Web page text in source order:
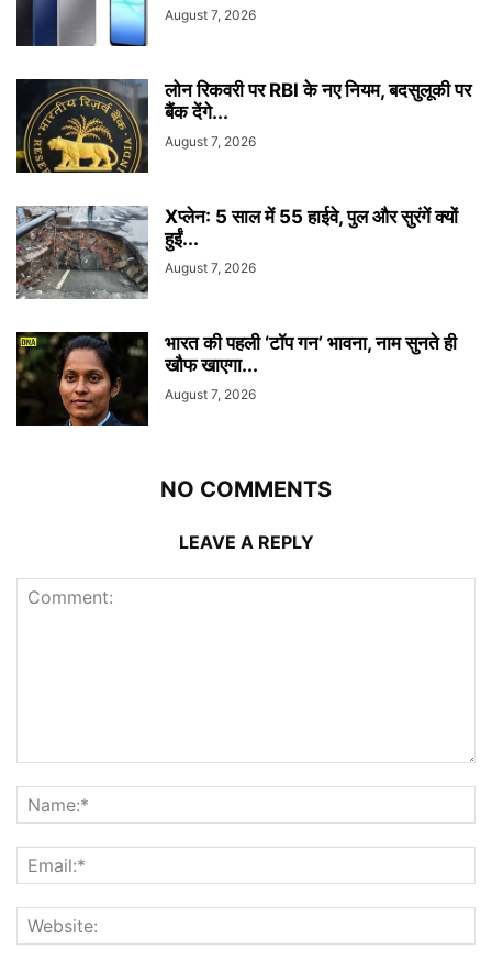
August 7, 2026
लोन रिकवरी पर RBI के नए नियम, बदसुलूकी पर
बैंक देंगे...
August 7, 2026
Xप्लेन: 5 साल में 55 हाईवे, पुल और सुरंगें क्यों
हुईं...
August 7, 2026
भारत की पहली ‘टॉप गन’ भावना, नाम सुनते ही
खौफ खाएगा...
August 7, 2026
NO COMMENTS
LEAVE A REPLY